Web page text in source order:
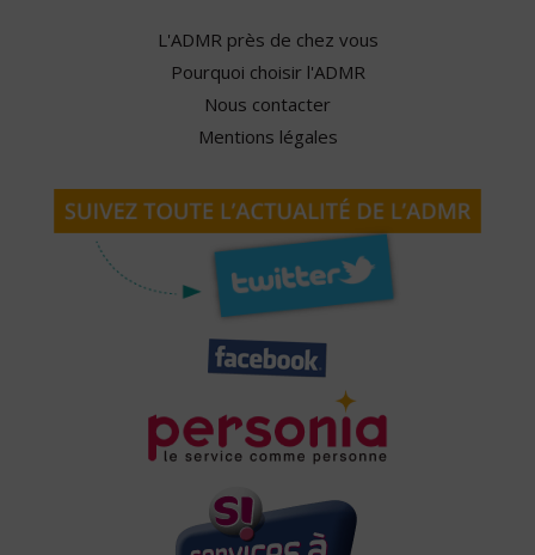
L'ADMR près de chez vous
Pourquoi choisir l'ADMR
Nous contacter
Mentions légales